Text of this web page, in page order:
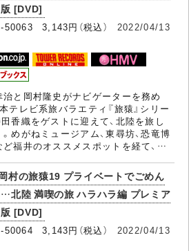
[DVD]
50063 3,143円（税込） 2022/04/13
治と岡村隆史がナビゲーターを務め
テレビ系旅バラエティ『旅猿』シリー
田香織をゲストに迎えて、北陸を旅し
めがねミュージアム、東尋坊、恐竜博
ど福井のオススメスポットを経て、…
村の旅猿19 プライベートでごめん
北陸 満喫の旅 ハラハラ編 プレミア
[DVD]
50064 3,143円（税込） 2022/04/13